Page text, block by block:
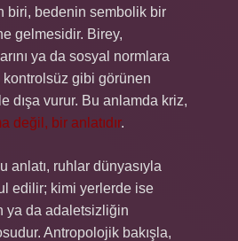
biri, bedenin sembolik bir
gelmesidir. Birey,
ya da sosyal normlara
kontrolsüz gibi görünen
dışa vurur. Bu anlamda kriz,
değil, bir anlatıdır.
anlatı, ruhlar dünyasıyla
edilir; kimi yerlerde ise
ya da adaletsizliğin
Antropolojik bakışla,